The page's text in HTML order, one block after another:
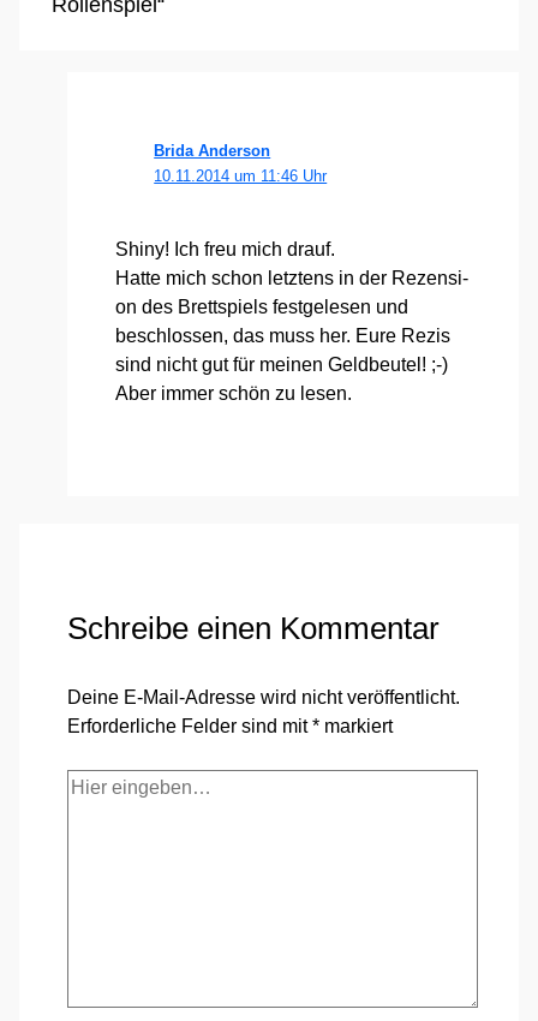
Brida Anderson
10.11.2014 um 11:46 Uhr
Shi­ny! Ich freu mich drauf.
Hat­te mich schon letz­tens in der Rezen­si­
on des Brett­spiels fest­ge­le­sen und
beschlos­sen, das muss her. Eure Rezis
sind nicht gut für mei­nen Geld­beu­tel! ;-)
Aber immer schön zu lesen.
Schreibe einen Kommentar
Deine E-Mail-Adresse wird nicht veröffentlicht.
Erforderliche Felder sind mit* markiert
Hier